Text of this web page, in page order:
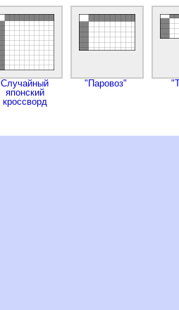
Случайный
японский
кроссворд
"Паровоз"